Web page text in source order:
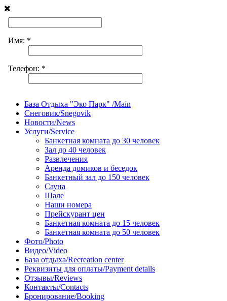
База Отдыха "Эко Парк" /Main
Снеговик/Snegovik
Новости/News
Услуги/Service
Банкетная комната до 30 человек
Зал до 40 человек
Развлечения
Аренда домиков и беседок
Банкетный зал до 150 человек
Сауна
Шале
Наши номера
Прейскурант цен
Банкетная комната до 15 человек
Банкетная комната до 50 человек
Фото/Photo
Видео/Video
База отдыха/Recreation center
Реквизиты для оплаты/Payment details
Отзывы/Reviews
Контакты/Contacts
Бронирование/Booking